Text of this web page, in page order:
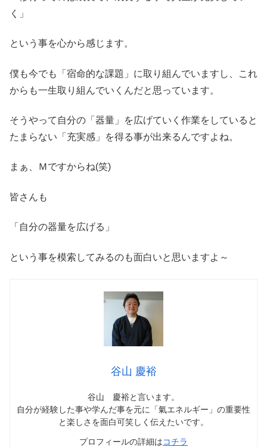
く」
という事を心から感じます。
僕も今でも「宿命的な課題」に取り組んでいますし、これ
からも一生取り組んでいくんだと思っています。
そうやって自分の「器量」を広げていく作業をしていると
たまらない「充実感」を得る事が出来るんですよね。
まぁ、Ｍですからね(笑)
皆さんも
「自分の器量を広げる」
という事を模索してみるのも面白いと思いますよ～
谷山 慶裕
谷山 慶裕と言います。
自分が経験した事や学んだ事を元に「氣エネルギー」の重要性
と楽しさを面白可笑しく伝えたいです。
プロフィールの詳細はコチラ